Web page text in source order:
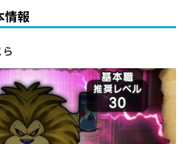
情報